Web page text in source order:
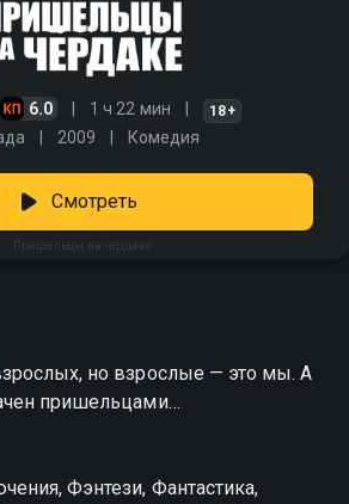
6.0 1 ч 22 мин 18+
2009 Комедия
Пришельцы на чердаке
Смотреть
но взрослые — это мы. А
пришельцами…
Фэнтези, Фантастика,